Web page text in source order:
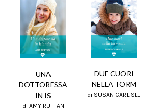
UNA
DOTTORESSA
IN IS
di AMY RUTTAN
DUE CUORI
NELLA TORM
di SUSAN CARLISLE